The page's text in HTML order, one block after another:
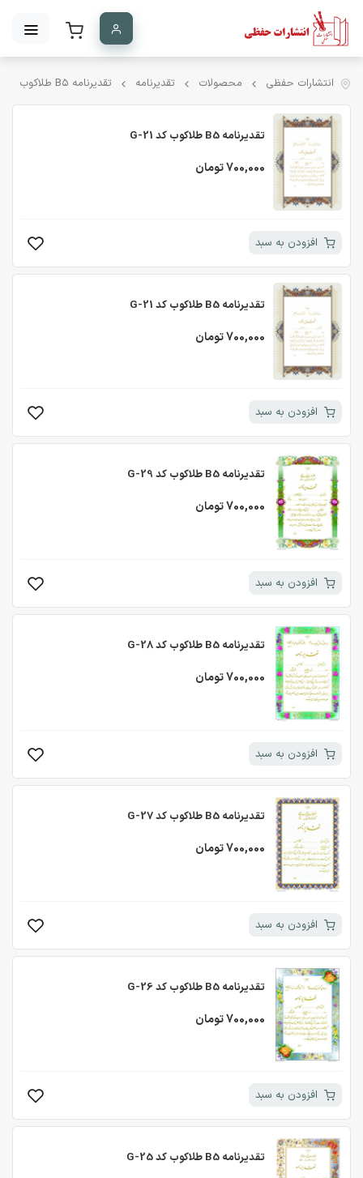
انتشارات حفظی محصولات تقدیرنامه تقدیرنامه B۵ طلاکوب
تقدیرنامه B5 طلاکوب کد G-21
700,000 تومان
افزودن به سبد
تقدیرنامه B5 طلاکوب کد G-21
700,000 تومان
افزودن به سبد
تقدیرنامه B5 طلاکوب کد G-29
700,000 تومان
افزودن به سبد
تقدیرنامه B5 طلاکوب کد G-28
700,000 تومان
افزودن به سبد
تقدیرنامه B5 طلاکوب کد G-27
700,000 تومان
افزودن به سبد
تقدیرنامه B5 طلاکوب کد G-26
700,000 تومان
افزودن به سبد
تقدیرنامه B5 طلاکوب کد G-25